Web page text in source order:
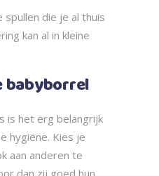
die je al thuis
kan al in kleine
babyborrel
is het erg belangrijk
hygiëne. Kies je
aan anderen te